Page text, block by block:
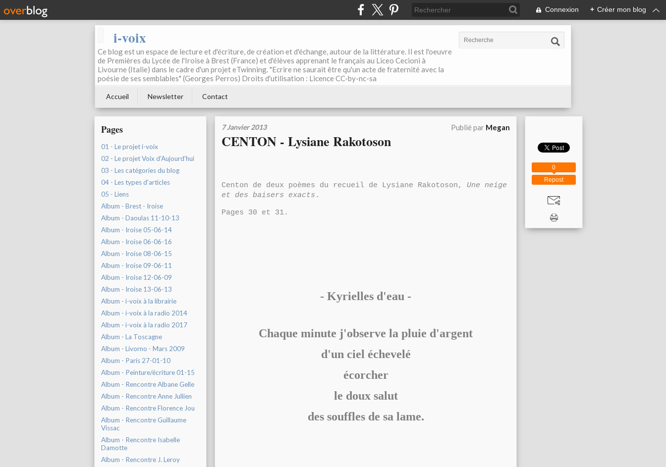
Connexion + Créer mon blog
i-voix
Ce blog est un espace de lecture et d'écriture, de création et d'échange, autour de la littérature. Il est l'oeuvre
de Premières du Lycée de l'Iroise à Brest (France) et d'élèves apprenant le français au Liceo Cecioni à
Livourne (Italie) dans le cadre d'un projet eTwinning. "Ecrire ne saurait être qu'un acte de fraternité avec la
poésie de ses semblables" (Georges Perros) Droits d'utilisation : Licence CC-by-nc-sa
Accueil Newsletter Contact
Pages
01 - Le projet i-voix
02 - Le projet Voix d'Aujourd'hui
03 - Les catégories du blog
04 - Les types d'articles
05 - Liens
Album - Brest - Iroise
Album - Daoulas 11-10-13
Album - Iroise 05-06-14
Album - Iroise 06-06-16
Album - Iroise 08-06-15
Album - Iroise 09-06-11
Album - Iroise 12-06-09
Album - Iroise 13-06-13
Album - i-voix à la librairie
Album - i-voix à la radio 2014
Album - i-voix à la radio 2017
Album - La Toscagne
Album - Livorno - Mars 2009
Album - Paris 27-01-10
Album - Peinture/écriture 01-15
Album - Rencontre Albane Gelle
Album - Rencontre Anne Jullien
Album - Rencontre Florence Jou
Album - Rencontre Guillaume
Vissac
Album - Rencontre Isabelle
Damotte
Album - Rencontre J. Leroy
7 Janvier 2013 Publié par Megan
CENTON - Lysiane Rakotoson
Centon de deux poèmes du recueil de Lysiane Rakotoson, Une neige
et des baisers exacts .
Pages 30 et 31.
- Kyrielles d'eau -
Chaque minute j'observe la pluie d'argent
d'un ciel échevelé
écorcher
le doux salut
des souffles de sa lame.
Repost
0